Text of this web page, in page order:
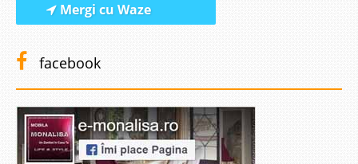
Mergi cu Waze
facebook